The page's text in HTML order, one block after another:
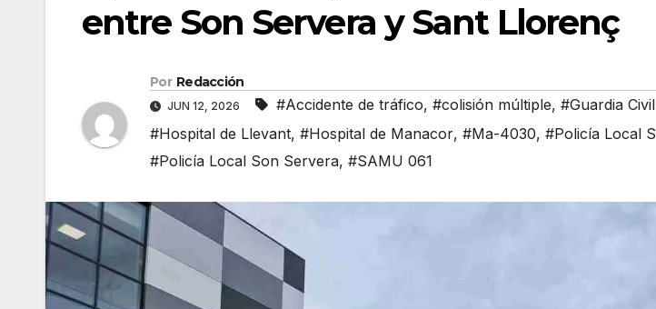
entre Son Servera y Sant Llorenç
Por Redacción
JUN 12, 2026 #Accidente de tráfico, #colisión múltiple, #Guardia
#Hospital de Llevant, #Hospital de Manacor, #Ma-4030, #Policía Local
#Policía Local Son Servera, #SAMU 061